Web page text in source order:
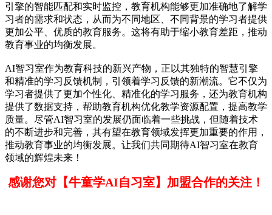
引擎的智能匹配和实时监控，教育机构能够更加准确地了解学
习者的需求和状态，从而为不同地区、不同背景的学习者提供
更加公平、优质的教育服务。这将有助于缩小教育差距，推动
教育事业的均衡发展。
AI智习室作为教育科技的新兴产物，正以其独特的智慧引擎
和精准的学习反馈机制，引领着学习反馈的新潮流。它不仅为
学习者提供了更加个性化、精准化的学习服务，还为教育机构
提供了数据支持，帮助教育机构优化教学资源配置，提高教学
质量。尽管AI智习室的发展仍面临着一些挑战，但随着技术
的不断进步和完善，其有望在教育领域发挥更加重要的作用，
推动教育事业的均衡发展。让我们共同期待AI智习室在教育
领域的辉煌未来！
感谢您对【牛童学AI自习室】加盟合作的关注！